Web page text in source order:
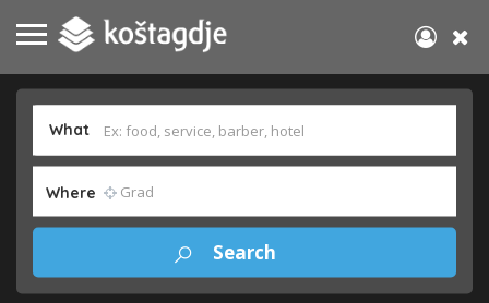
What
Where